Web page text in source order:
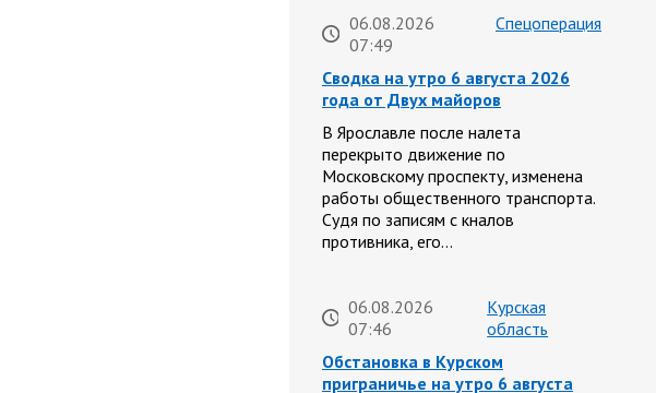
06.08.2026
07:49
Спецоперация
Сводка на утро 6 августа 2026
года от Двух майоров
В Ярославле после налета
перекрыто движение по
Московскому проспекту, изменена
работы общественного транспорта.
Судя по записям с кналов
противника, его…
06.08.2026
07:46
Курская
область
Обстановка в Курском
приграничье на утро 6 августа